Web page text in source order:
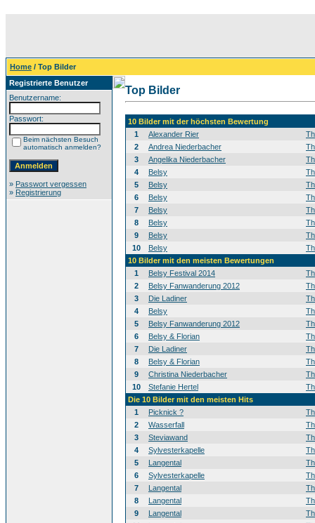
Home / Top Bilder
Registrierte Benutzer
Benutzername:
Passwort:
Beim nächsten Besuch
automatisch anmelden?
» Passwort vergessen
» Registrierung
Top Bilder
10 Bilder mit der höchsten Bewertung
1
Alexander Rier
2
Andrea Niederbacher
3
Angelika Niederbacher
4
Belsy
5
Belsy
6
Belsy
7
Belsy
8
Belsy
9
Belsy
10
Belsy
10 Bilder mit den meisten Bewertungen
1
Belsy Festival 2014
2
Belsy Fanwanderung 2012
3
Die Ladiner
4
Belsy
5
Belsy Fanwanderung 2012
6
Belsy & Florian
7
Die Ladiner
8
Belsy & Florian
9
Christina Niederbacher
10
Stefanie Hertel
Die 10 Bilder mit den meisten Hits
1
Picknick ?
2
Wasserfall
3
Steviawand
4
Sylvesterkapelle
5
Langental
6
Sylvesterkapelle
7
Langental
8
Langental
9
Langental